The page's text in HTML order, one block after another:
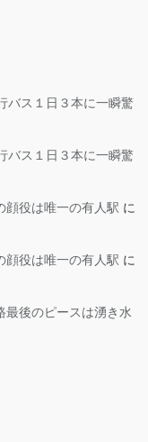
バス１日３本に一瞬驚
バス１日３本に一瞬驚
顔役は唯一の有人駅 に
顔役は唯一の有人駅 に
最後のピースは湧き水